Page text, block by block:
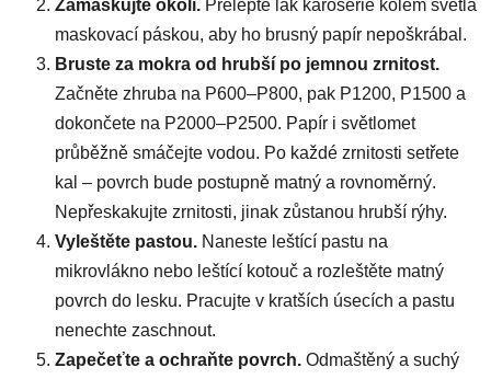
Zamaskujte okolí. Přelepte lak karoserie kolem světla
maskovací páskou, aby ho brusný papír nepoškrábal.
Bruste za mokra od hrubší po jemnou zrnitost.
Začněte zhruba na P600–P800, pak P1200, P1500 a
dokončete na P2000–P2500. Papír i světlomet
průběžně smáčejte vodou. Po každé zrnitosti setřete
kal – povrch bude postupně matný a rovnoměrný.
Nepřeskakujte zrnitosti, jinak zůstanou hrubší rýhy.
Vyleštěte pastou. Naneste leštící pastu na
mikrovlákno nebo leštící kotouč a rozleštěte matný
povrch do lesku. Pracujte v kratších úsecích a pastu
nenechte zaschnout.
Zapečeťte a ochraňte povrch. Odmaštěný a suchý